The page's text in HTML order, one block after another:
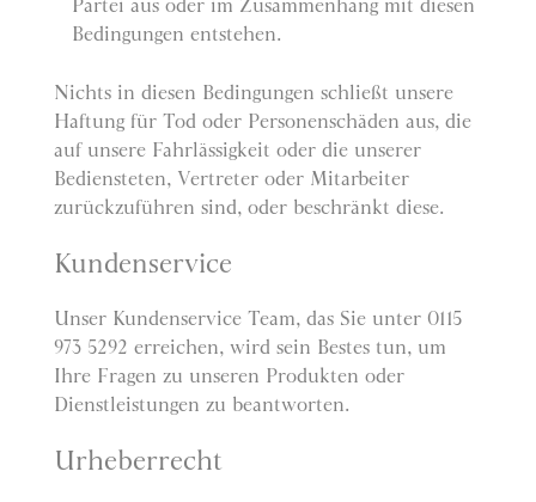
Partei aus oder im Zusammenhang mit diesen
Bedingungen entstehen.
Nichts in diesen Bedingungen schließt unsere
Haftung für Tod oder Personenschäden aus, die
auf unsere Fahrlässigkeit oder die unserer
Bediensteten, Vertreter oder Mitarbeiter
zurückzuführen sind, oder beschränkt diese.
Kundenservice
Unser Kundenservice Team, das Sie unter 0115
973 5292 erreichen, wird sein Bestes tun, um
Ihre Fragen zu unseren Produkten oder
Dienstleistungen zu beantworten.
Urheberrecht